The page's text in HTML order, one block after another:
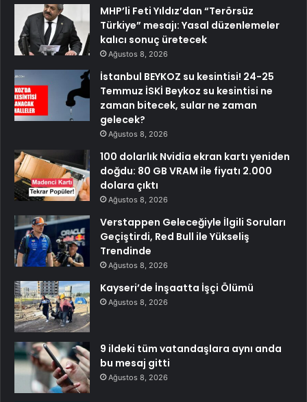
MHP’li Feti Yıldız’dan “Terörsüz
Türkiye” mesajı: Yasal düzenlemeler
kalıcı sonuç üretecek
Ağustos 8, 2026
İstanbul BEYKOZ su kesintisi! 24-25
Temmuz İSKİ Beykoz su kesintisi ne
zaman bitecek, sular ne zaman
gelecek?
Ağustos 8, 2026
100 dolarlık Nvidia ekran kartı yeniden
doğdu: 80 GB VRAM ile fiyatı 2.000
dolara çıktı
Ağustos 8, 2026
Verstappen Geleceğiyle İlgili Soruları
Geçiştirdi, Red Bull ile Yükseliş
Trendinde
Ağustos 8, 2026
Kayseri’de İnşaatta İşçi Ölümü
Ağustos 8, 2026
9 ildeki tüm vatandaşlara aynı anda
bu mesaj gitti
Ağustos 8, 2026